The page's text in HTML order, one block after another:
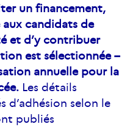
un financement,
aux candidats de
et d’y contribuer
est sélectionnée –
annuelle pour la
Les détails
d’adhésion selon le
publiés